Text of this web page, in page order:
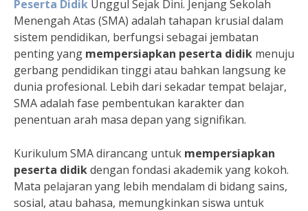
Peserta Didik Unggul Sejak Dini. Jenjang Sekolah
Menengah Atas (SMA) adalah tahapan krusial dalam
sistem pendidikan, berfungsi sebagai jembatan
penting yang mempersiapkan peserta didik menuju
gerbang pendidikan tinggi atau bahkan langsung ke
dunia profesional. Lebih dari sekadar tempat belajar,
SMA adalah fase pembentukan karakter dan
penentuan arah masa depan yang signifikan.
Kurikulum SMA dirancang untuk mempersiapkan
peserta didikdengan fondasi akademik yang kokoh.
Mata pelajaran yang lebih mendalam di bidang sains,
sosial, atau bahasa, memungkinkan siswa untuk